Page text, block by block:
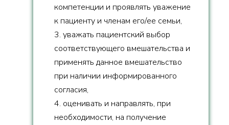
компетенции и проявлять уважение
к пациенту и членам его/ее семьи,
3. уважать пациентский выбор
соответствующего вмешательства и
применять данное вмешательство
при наличии информированного
согласия,
4. оценивать и направлять, при
необходимости, на получение